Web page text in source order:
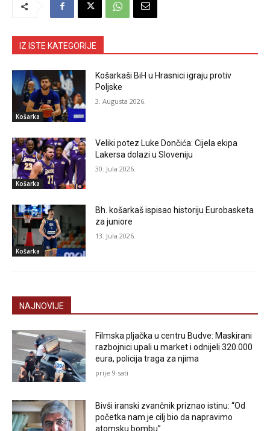
IZ ISTE KATEGORIJE
Košarka
Košarkaši BiH u Hrasnici igraju protiv
Poljske
3. Augusta 2026.
Košarka
Veliki potez Luke Dončića: Cijela ekipa
Lakersa dolazi u Sloveniju
30. Jula 2026.
Košarka
Bh. košarkaš ispisao historiju Eurobasketa
za juniore
13. Jula 2026.
NAJNOVIJE
Filmska pljačka u centru Budve: Maskirani
razbojnici upali u market i odnijeli 320.000
eura, policija traga za njima
prije 9 sati
Bivši iranski zvančnik priznao istinu: “Od
početka nam je cilj bio da napravimo
atomsku bombu”